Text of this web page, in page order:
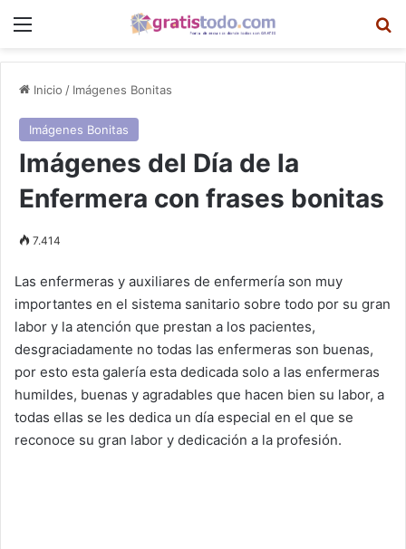
Menú
Inicio / Imágenes Bonitas
Imágenes Bonitas
Imágenes del Día de la
Enfermera con frases bonitas
7.414
Las enfermeras y auxiliares de enfermería son muy
importantes en el sistema sanitario sobre todo por su gran
labor y la atención que prestan a los pacientes,
desgraciadamente no todas las enfermeras son buenas,
por esto esta galería esta dedicada solo a las enfermeras
humildes, buenas y agradables que hacen bien su labor, a
todas ellas se les dedica un día especial en el que se
reconoce su gran labor y dedicación a la profesión.